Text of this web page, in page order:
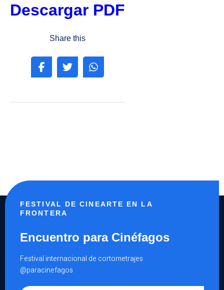
Descargar PDF
Share this
FESTIVAL DE CINEARTE EN LA
FRONTERA
Encuentro para Cinéfagos
Festival internacional de cortometrajes
@paracinefagos